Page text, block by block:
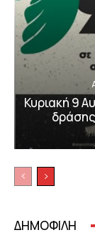
Κυριακή 9
ΔΗΜΟΦΙΛΗ